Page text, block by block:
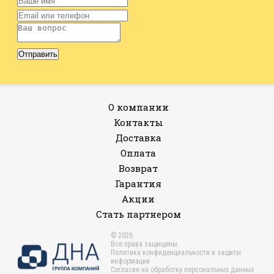
© 2026
Все права защищены.
Политика конфиденциальности и защиты
информации
Согласие на обработку персональных данных
О компании
Контакты
Доставка
Оплата
Возврат
Гарантия
Акции
Стать партнером